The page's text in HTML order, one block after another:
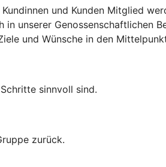
und Kunden Mitglied
unserer Genossenschaftlichen
und Wünsche in den
sinnvoll sind.
zurück.